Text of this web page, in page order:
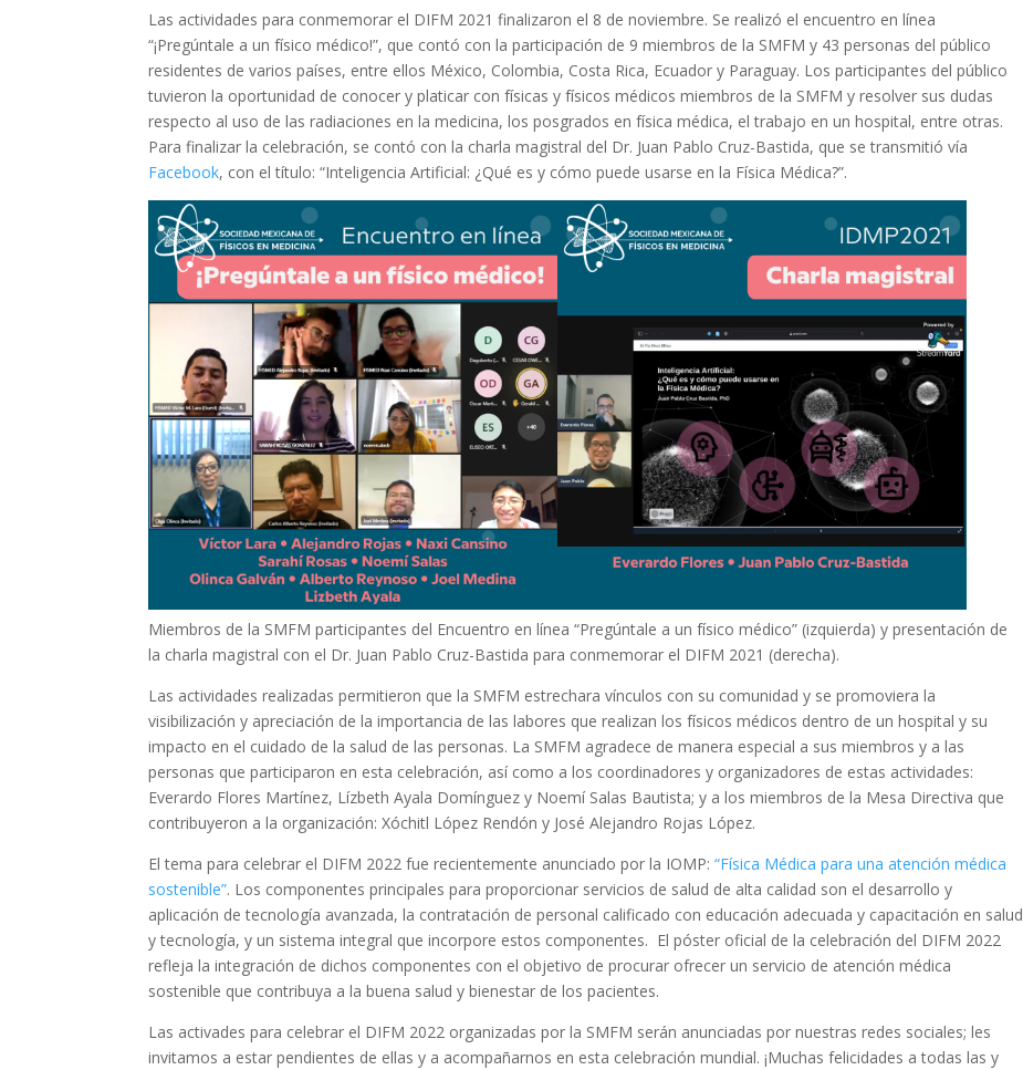
Las actividades para conmemorar el DIFM 2021 finalizaron el 8 de noviembre. Se realizó el encuentro en línea
“¡Pregúntale a un físico médico!”, que contó con la participación de 9 miembros de la SMFM y 43 personas del público
residentes de varios países, entre ellos México, Colombia, Costa Rica, Ecuador y Paraguay. Los participantes del público
tuvieron la oportunidad de conocer y platicar con físicas y físicos médicos miembros de la SMFM y resolver sus dudas
respecto al uso de las radiaciones en la medicina, los posgrados en física médica, el trabajo en un hospital, entre otras.
Para finalizar la celebración, se contó con la charla magistral del Dr. Juan Pablo Cruz-Bastida, que se transmitió vía
Facebook, con el título: “Inteligencia Artificial: ¿Qué es y cómo puede usarse en la Física Médica?”.
Miembros de la SMFM participantes del Encuentro en línea “Pregúntale a un físico médico” (izquierda) y presentación de
la charla magistral con el Dr. Juan Pablo Cruz-Bastida para conmemorar el DIFM 2021 (derecha).
Las actividades realizadas permitieron que la SMFM estrechara vínculos con su comunidad y se promoviera la
visibilización y apreciación de la importancia de las labores que realizan los físicos médicos dentro de un hospital y su
impacto en el cuidado de la salud de las personas. La SMFM agradece de manera especial a sus miembros y a las
personas que participaron en esta celebración, así como a los coordinadores y organizadores de estas actividades:
Everardo Flores Martínez, Lízbeth Ayala Domínguez y Noemí Salas Bautista; y a los miembros de la Mesa Directiva que
contribuyeron a la organización: Xóchitl López Rendón y José Alejandro Rojas López.
El tema para celebrar el DIFM 2022 fue recientemente anunciado por la IOMP:“Física Médica para una atención médica
sostenible”. Los componentes principales para proporcionar servicios de salud de alta calidad son el desarrollo y
aplicación de tecnología avanzada, la contratación de personal calificado con educación adecuada y capacitación en salud
y tecnología, y un sistema integral que incorpore estos componentes. El póster oficial de la celebración del DIFM 2022
refleja la integración de dichos componentes con el objetivo de procurar ofrecer un servicio de atención médica
sostenible que contribuya a la buena salud y bienestar de los pacientes.
Las activades para celebrar el DIFM 2022 organizadas por la SMFM serán anunciadas por nuestras redes sociales; les
invitamos a estar pendientes de ellas y a acompañarnos en esta celebración mundial. ¡Muchas felicidades a todas las y